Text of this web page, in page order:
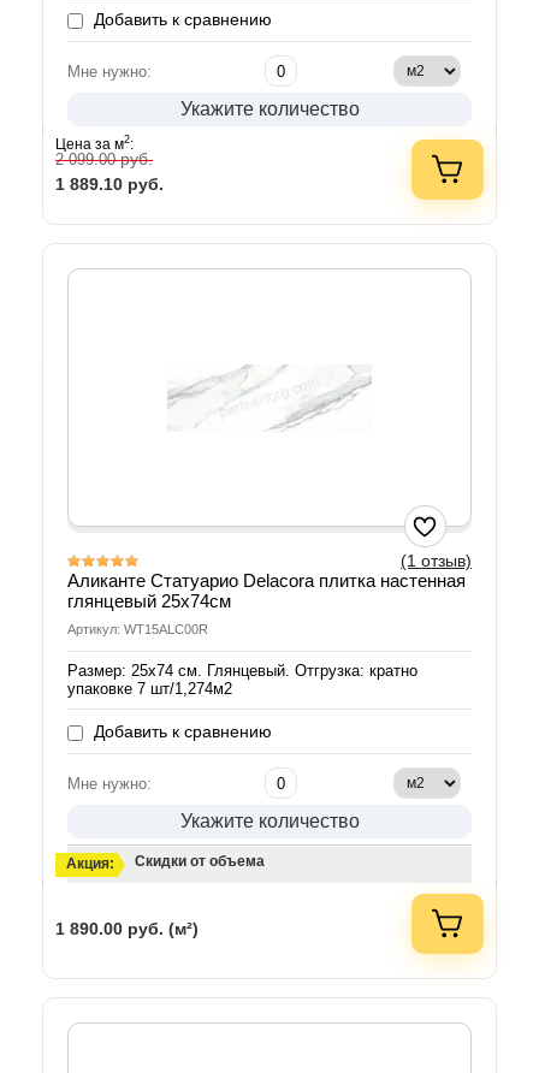
Добавить к сравнению
Мне нужно:
Укажите количество
Цена за м2:
2 099.00руб.
1 889.10 руб.
(1 отзыв)
Аликанте Статуарио Delacora плитка настенная
глянцевый 25х74см
Артикул: WT15ALC00R
Размер: 25х74 см. Глянцевый. Отгрузка: кратно
упаковке 7 шт/1,274м2
Добавить к сравнению
Мне нужно:
Укажите количество
Акция: Скидки от объема
1 890.00 руб. (м²)